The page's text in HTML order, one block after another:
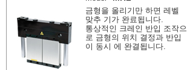
금형을 올리기만 하면 레벨
맞추 기가 완료됩니다.
통상적인 크레인 반입 조작으
로 금형의 위치 결정과 반입
이 동시 에 완결됩니다.